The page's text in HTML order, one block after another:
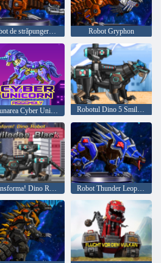
Robot de străpungere Dragon Robot Gryphon
Adunarea Cyber ​​Unicorn Robotul Dino 5 Smilodon Black Plus
Transforma! Dino Robot Smilodon Negru Robot Thunder Leopard